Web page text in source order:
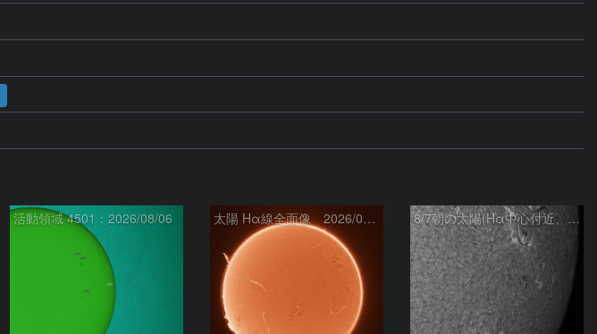
活動領域 4501：2026/08/06 太陽 Hα線全面像 2026/08/07 8/7朝の太陽(Hα中心付近、4498、4502付近)